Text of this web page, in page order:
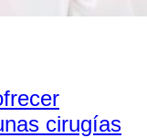
cirugías